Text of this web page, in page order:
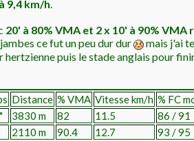
9,4 km/h.
20' à 80% VMA et 2 x 10' à 90% VMA
ce fut un peu dur dur
mais j'ai
hertzienne puis le stade anglais pour
Distance % VMA Vitesse km/h % FC
3830 m 82 11.5
86 / 91
2110 m 90.4 12.7
93 / 95